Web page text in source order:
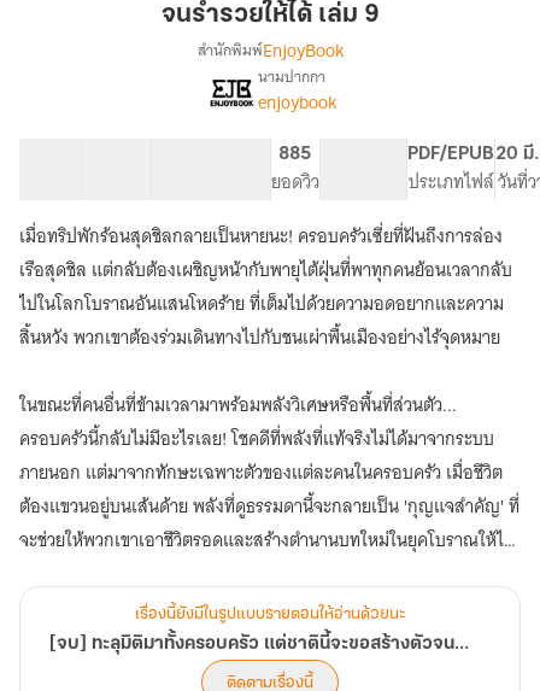
ครอบครัว
จะ
สร้าง
ตัว
จน
ร่ำรวย
ให้
ได้
9
จนร่ำรวยให้ได้ เล่ม 9
เรื่อง [จบ]
ทะลุ
มิติ
มา
ทั้ง
ครอบครัว
แต่
ชาติ
นี้
จะ
ขอ
สร้าง
จน
ร่ำรวย
ให้
ได้
สำนักพิมพ์EnjoyBook
นามปากกา
enjoybook
885
ยอดวิว
PDF/EPUB
ประเภทไฟล์
20 มี
วันที่
เมื่อทริปพักร้อนสุดชิลกลายเป็นหายนะ! ครอบครัวเซี่ยที่ฝันถึงการล่อง
เรือสุดชิล แต่กลับต้องเผชิญหน้ากับพายุไต้ฝุ่นที่พาทุกคนย้อนเวลากลับ
ไปในโลกโบราณอันแสนโหดร้าย ที่เต็มไปด้วยความอดอยากและความ
สิ้นหวัง พวกเขาต้องร่วมเดินทางไปกับชนเผ่าพื้นเมืองอย่างไร้จุดหมาย
ในขณะที่คนอื่นที่ข้ามเวลามาพร้อมพลังวิเศษหรือพื้นที่ส่วนตัว...
ครอบครัวนี้กลับไม่มีอะไรเลย! โชคดีที่พลังที่แท้จริงไม่ได้มาจากระบบ
ภายนอก แต่มาจากทักษะเฉพาะตัวของแต่ละคนในครอบครัว เมื่อชีวิต
ต้องแขวนอยู่บนเส้นด้าย พลังที่ดูธรรมดานี้จะกลายเป็น 'กุญแจสำคัญ' ที่
จะช่วยให้พวกเขาเอาชีวิตรอดและสร้างตำนานบทใหม่ในยุคโบราณให้ได้!
เรื่องนี้ยังมีในรูปแบบรายตอนให้อ่านด้วยนะ
[จบ] ทะลุมิติมาทั้งครอบครัว แต่ชาตินี้จะขอสร้างตัวจนร่ำรวยให้ได้
ติดตามเรื่องนี้